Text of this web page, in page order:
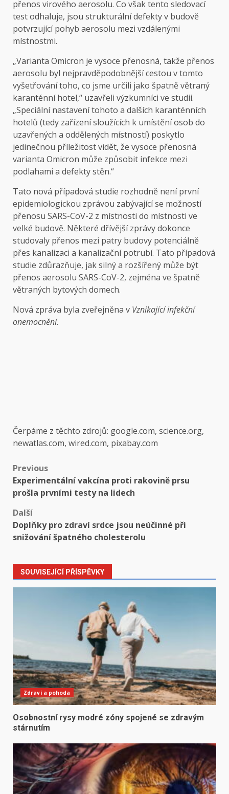
přenos virového aerosolu. Co však tento sledovací
test odhaluje, jsou strukturální defekty v budově
potvrzující pohyb aerosolu mezi vzdálenými
místnostmi.
„Varianta Omicron je vysoce přenosná, takže přenos
aerosolu byl nejpravděpodobnější cestou v tomto
vyšetřování toho, co jsme určili jako špatně větraný
karanténní hotel,“ uzavřeli výzkumníci ve studii.
„Speciální nastavení tohoto a dalších karanténních
hotelů (tedy zařízení sloužících k umístění osob do
uzavřených a oddělených místností) poskytlo
jedinečnou příležitost vidět, že vysoce přenosná
varianta Omicron může způsobit infekce mezi
podlahami a defekty stěn.“
Tato nová případová studie rozhodně není první
epidemiologickou zprávou zabývající se možností
přenosu SARS-CoV-2 z místnosti do místnosti ve
velké budově. Některé dřívější zprávy dokonce
studovaly přenos mezi patry budovy potenciálně
přes kanalizaci a kanalizační potrubí. Tato případová
studie zdůrazňuje, jak silný a rozšířený může být
přenos aerosolu SARS-CoV-2, zejména ve špatně
větraných bytových domech.
Nová zpráva byla zveřejněna v Vznikající infekční
onemocnění.
Čerpáme z těchto zdrojů: google.com, science.org,
newatlas.com, wired.com, pixabay.com
Post
navigation
Previous
Experimentální vakcína proti rakovině prsu
prošla prvními testy na lidech
Další
Doplňky pro zdraví srdce jsou neúčinné při
snižování špatného cholesterolu
SOUVISEJÍCÍ PŘÍSPĚVKY
Zdraví a pohoda
Osobnostní rysy modré zóny spojené se zdravým
stárnutím